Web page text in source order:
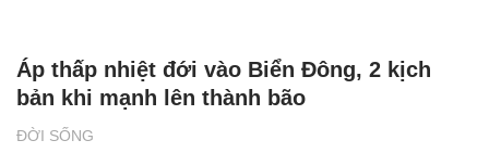
ĐỜI SỐNG
Áp thấp nhiệt đới vào Biển Đông, 2 kịch
bản khi mạnh lên thành bão